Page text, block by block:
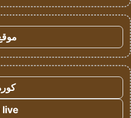
live